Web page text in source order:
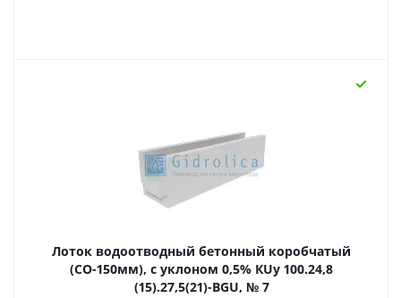
Лоток водоотводный бетонный коробчатый
(СО-150мм), с уклоном 0,5% КUу 100.24,8
(15).27,5(21)-BGU, № 7